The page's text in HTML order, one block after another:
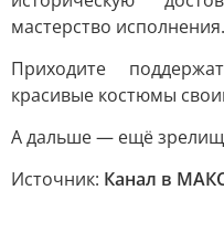
мастерство исполнения.
Приходите
красивые костюмы
А дальше — ещё
Источник: Канал в